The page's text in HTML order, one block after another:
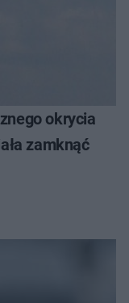
okrycia
zamknąć